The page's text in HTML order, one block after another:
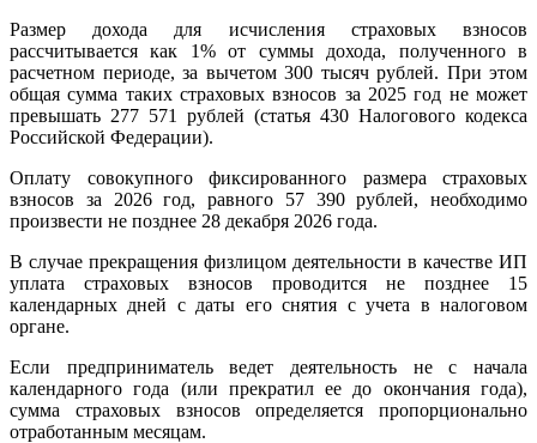
Размер дохода для исчисления страховых взносов
рассчитывается как 1% от суммы дохода, полученного в
расчетном периоде, за вычетом 300 тысяч рублей. При этом
общая сумма таких страховых взносов за 2025 год не может
превышать 277 571 рублей (статья 430 Налогового кодекса
Российской Федерации).
Оплату совокупного фиксированного размера страховых
взносов за 2026 год, равного 57 390 рублей, необходимо
произвести не позднее 28 декабря 2026 года.
В случае прекращения физлицом деятельности в качестве ИП
уплата страховых взносов проводится не позднее 15
календарных дней с даты его снятия с учета в налоговом
органе.
Если предприниматель ведет деятельность не с начала
календарного года (или прекратил ее до окончания года),
сумма страховых взносов определяется пропорционально
отработанным месяцам.